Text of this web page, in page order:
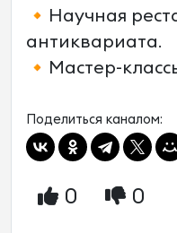
🔸Научная
антиквариата.
🔸Мастер-
Поделиться каналом:
0 0